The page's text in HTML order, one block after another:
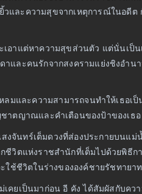
และความสุขจากเหตุการณ์ในอดี
อาแต่หาความสุขส่วนตัว แต่นั่นเป็
และคนรักจากสงครามแย่งชิงอำ
มและความสามารถจนทำให้เธอเ
ตญาณและคำเตือนของป้าของเธ
จันทร์เต็มดวงที่ส่องประกายบนแ
วิตแห่งราชสำนักที่เต็มไปด้วยพิธี
ช้ชีวิตในร่างขององค์ชายรัชทาย
เคยเป็นมาก่อน อี คัง ได้สัมผัสกั